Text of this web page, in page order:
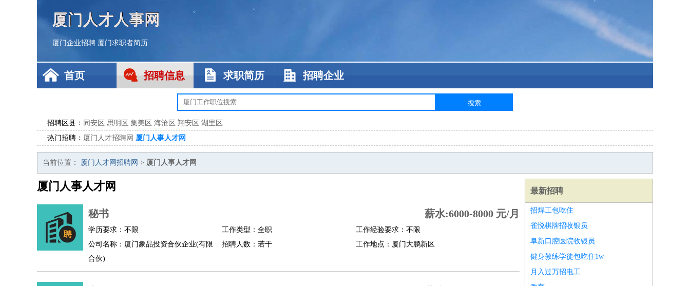
厦门人才人事网
厦门企业招聘 厦门求职者简历
首页 招聘信息 求职简历 招聘企业
招聘区县： 同安区 思明区 集美区 海沧区 翔安区 湖里区
热门招聘： 厦门人才招聘网 厦门人事人才网
当前位置： 厦门人才网招聘网 > 厦门人事人才网
厦门人事人才网
秘书 薪水:6000-8000 元/月
学历要求：不限 工作类型：全职
工作经验要求：不限
公司名称：厦门象品投资合伙企业(有限
合伙)
招聘人数：若干 工作地点：厦门大鹏新区
最新招聘
招焊工包吃住
雀悦棋牌招收银员
阜新口腔医院收银员
健身教练学徒包吃住1w
月入过万招电工